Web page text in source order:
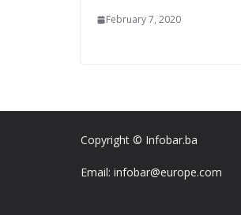
February 7, 2020
Copyright © Infobar.ba
Email: infobar@europe.com